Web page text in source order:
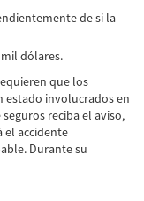
de si la
dólares.
que los
estado involucrados en
reciba el aviso,
el accidente
Durante su